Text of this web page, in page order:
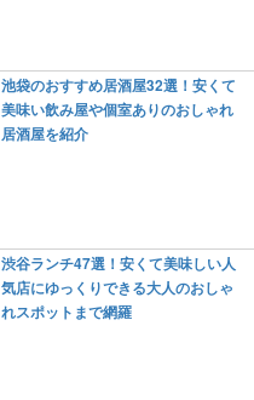
池袋のおすすめ居酒屋32選！安くて
美味い飲み屋や個室ありのおしゃれ
居酒屋を紹介
渋谷ランチ47選！安くて美味しい人
気店にゆっくりできる大人のおしゃ
れスポットまで網羅